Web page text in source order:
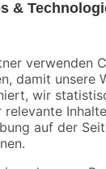
und Aktionen